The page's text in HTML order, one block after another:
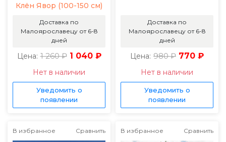
Клён Явор (100-150 см)
Доставка по
Малоярославецу от 6-8
дней
Цена: 1 260 ₽ 1 040 ₽
Нет в наличии
Уведомить о
появлении
Доставка по
Малоярославецу от 6-8
дней
Цена: 980 ₽ 770 ₽
Нет в наличии
Уведомить о
появлении
В избранное Сравнить В избранное Сравнить